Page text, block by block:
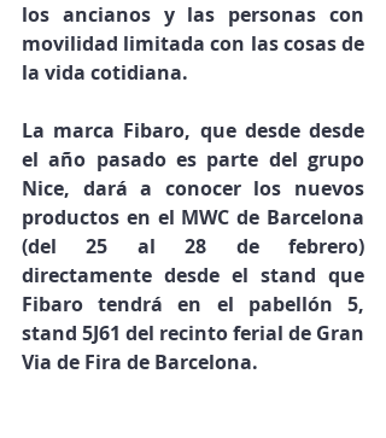
los ancianos y las personas con
movilidad limitada con las cosas de
la vida cotidiana.
La marca Fibaro, que desde desde
el año pasado es parte del grupo
Nice, dará a conocer los nuevos
productos en el MWC de Barcelona
(del 25 al 28 de febrero)
directamente desde el stand que
Fibaro tendrá en el pabellón 5,
stand 5J61 del recinto ferial de Gran
Via de Fira de Barcelona.